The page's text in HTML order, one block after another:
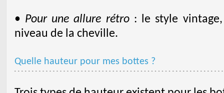
• Pour une allure rétro: le style
niveau de la cheville.
Quelle hauteur pour mes bottes ?